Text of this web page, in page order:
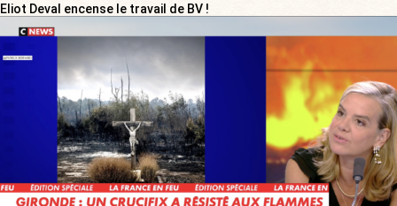
Eliot Deval encense le travail de BV !